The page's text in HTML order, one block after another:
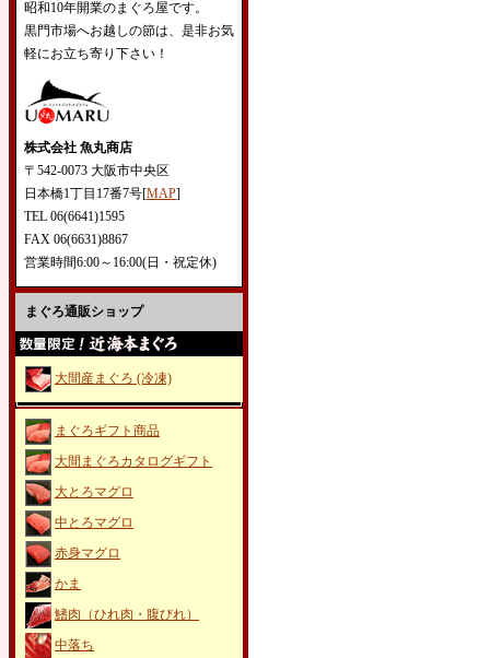
昭和10年開業のまぐろ屋です。
黒門市場へお越しの節は、是非お気
軽にお立ち寄り下さい！
株式会社 魚丸商店
〒542-0073 大阪市中央区
日本橋1丁目17番7号[MAP]
TEL 06(6641)1595
FAX 06(6631)8867
営業時間6:00～16:00(日・祝定休)
まぐろ通販ショップ
大間産まぐろ (冷凍)
まぐろギフト商品
大間まぐろカタログギフト
大とろマグロ
中とろマグロ
赤身マグロ
かま
鰭肉（ひれ肉・腹びれ）
中落ち